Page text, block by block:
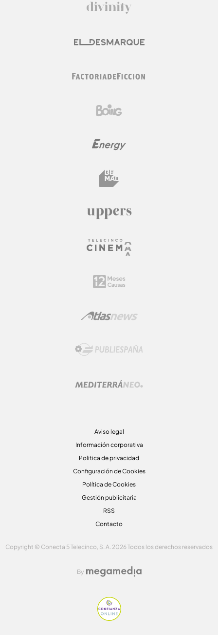
Aviso legal
Información corporativa
Politica de privacidad
Configuración de Cookies
Política de Cookies
Gestión publicitaria
RSS
Contacto
Copyright © Conecta 5 Telecinco, S. A. 2026 Todos los derechos reservados
By